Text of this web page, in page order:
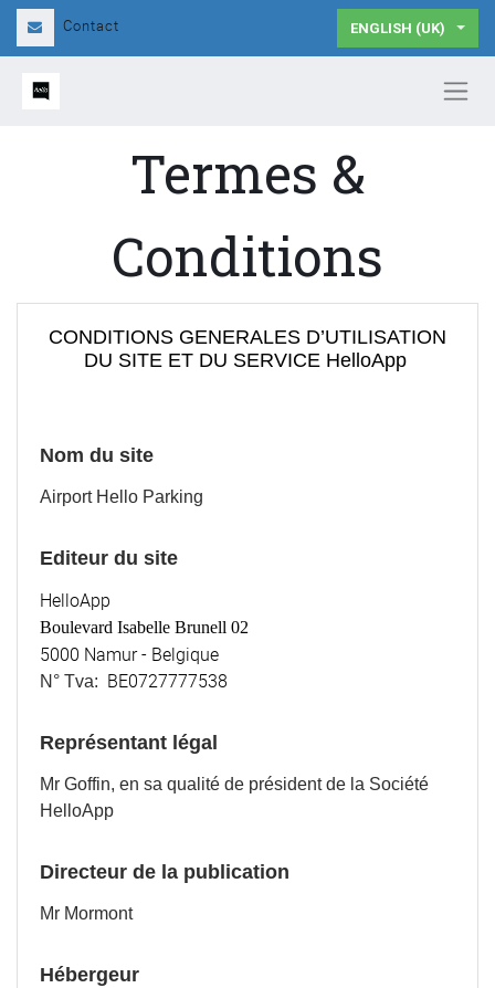
Contact ENGLISH (UK)
Termes &
Conditions
CONDITIONS GENERALES D’UTILISATION
DU SITE ET DU SERVICE HelloApp
Nom du site
Airport Hello Parking
Editeur du site
HelloApp
Boulevard Isabelle Brunell 02
5000 Namur - Belgique
N° Tva: BE0727777538
Représentant légal
Mr Goffin, en sa qualité de président de la Société
HelloApp
Directeur de la publication
Mr Mormont
Hébergeur